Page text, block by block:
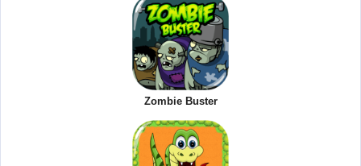
Zombie Buster